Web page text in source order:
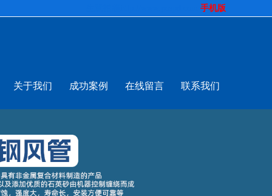
手机版
关于我们 成功案例 在线留言 联系我们